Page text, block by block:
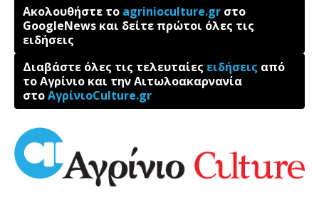
Ακολουθήστε το agrinioculture.gr στο
GoogleNews και δείτε πρώτοι όλες τις
ειδήσεις
Διαβάστε όλες τις τελευταίες ειδήσεις από
το Αγρίνιο και την Αιτωλοακαρνανία
στοΑγρίνιοCulture.gr